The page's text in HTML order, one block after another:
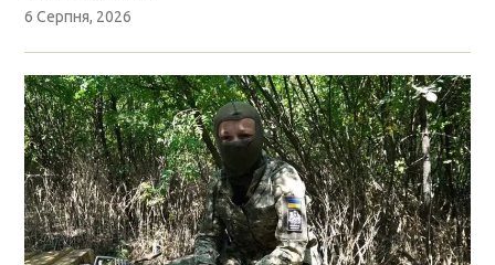
6 Серпня, 2026